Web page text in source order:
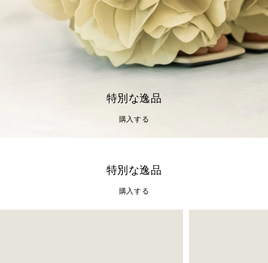
特別な逸品
購入する
特別な逸品
購入する